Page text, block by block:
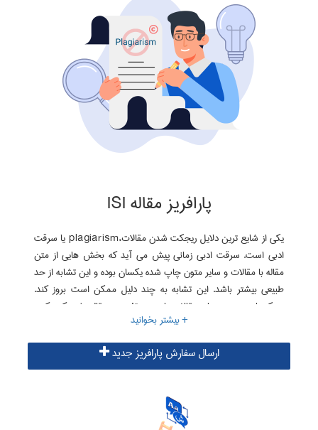
پارافریز مقاله ISI
یکی از شایع ترین دلایل ریجکت شدن مقالات،plagiarism یا سرقت
ادبی است. سرقت ادبی زمانی پیش می آید که بخش هایی از متن
مقاله با مقالات و سایر متون چاپ شده یکسان بوده و این تشابه از حد
طبیعی بیشتر باشد. این تشابه به چند دلیل ممکن است بروز کند.
ممکن است متن سایر مقالات را بدون تغییر در مقاله خود کپی کرده
باشید و یا کاملا اتفاقی این تشابه ایجاد شود. موثرترین راه برای رفع
plagiarism استفاده از خدمات پارافریز موسسه البرز است. با انجام
پارافریز، بخش های مشابه مقاله با حفظ مفهوم بازنویسی شده و
سرقت ادبی مقاله رفع می گردد.
اطلاعات بیشتر در زمینه پارافریز
ارسال سفارش پارافریز جدید